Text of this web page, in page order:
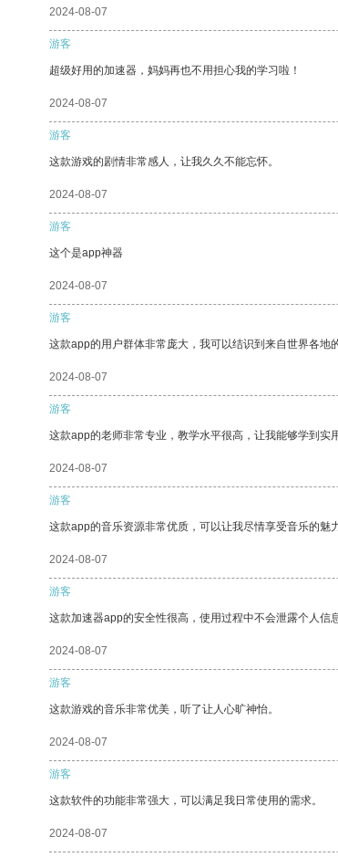
2024-08-07
游客
超级好用的加速器，妈妈再也不用担心我的学习啦！
2024-08-07
游客
这款游戏的剧情非常感人，让我久久不能忘怀。
2024-08-07
游客
这个是app神器
2024-08-07
游客
这款app的用户群体非常庞大，我可以结识到来自世界各地
2024-08-07
游客
这款app的老师非常专业，教学水平很高，让我能够学到实
2024-08-07
游客
这款app的音乐资源非常优质，可以让我尽情享受音乐的魅力
2024-08-07
游客
这款加速器app的安全性很高，使用过程中不会泄露个人
2024-08-07
游客
这款游戏的音乐非常优美，听了让人心旷神怡。
2024-08-07
游客
这款软件的功能非常强大，可以满足我日常使用的需求。
2024-08-07